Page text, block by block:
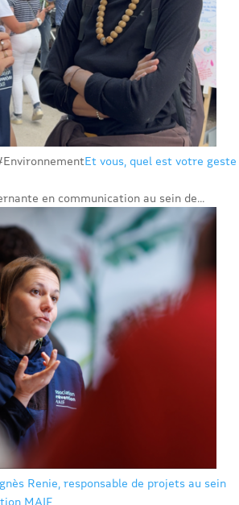
Et vous, quel est votre geste
en communication au sein de...
Renie, responsable de projets au sein
MAIF